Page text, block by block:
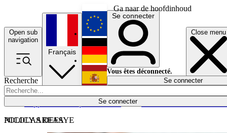
Ga naar de hoofdinhoud
Open sub
navigation
Close menu
Recherche
Se connecter
POLICY AREAS
Économie
Français
English
Deutsch
Español
Se connecter
Vous êtes déconnecté.
Se connecter
NICOLAS DEFAYE